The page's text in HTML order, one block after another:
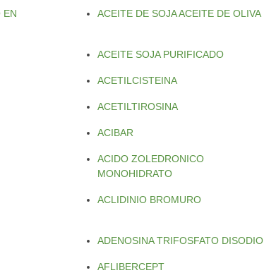
EN
ACEITE DE SOJA ACEITE DE OLIVA
ACEITE SOJA PURIFICADO
ACETILCISTEINA
ACETILTIROSINA
ACIBAR
ACIDO ZOLEDRONICO
MONOHIDRATO
ACLIDINIO BROMURO
ADENOSINA TRIFOSFATO DISODIO
AFLIBERCEPT